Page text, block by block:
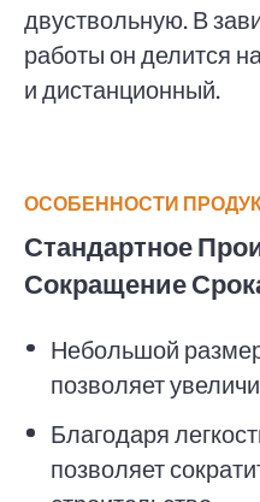
двуствольную. В
работы он делится
и дистанционный.
ОСОБЕННОСТИ
Стандартное
Сокращение
Небольшой
позволяет
Благодаря
позволяет